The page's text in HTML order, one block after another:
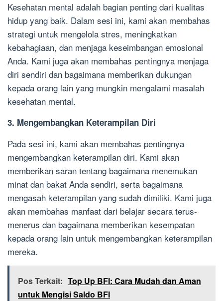
Kesehatan mental adalah bagian penting dari kualitas
hidup yang baik. Dalam sesi ini, kami akan membahas
strategi untuk mengelola stres, meningkatkan
kebahagiaan, dan menjaga keseimbangan emosional
Anda. Kami juga akan membahas pentingnya menjaga
diri sendiri dan bagaimana memberikan dukungan
kepada orang lain yang mungkin mengalami masalah
kesehatan mental.
3. Mengembangkan Keterampilan Diri
Pada sesi ini, kami akan membahas pentingnya
mengembangkan keterampilan diri. Kami akan
memberikan saran tentang bagaimana menemukan
minat dan bakat Anda sendiri, serta bagaimana
mengasah keterampilan yang sudah dimiliki. Kami juga
akan membahas manfaat dari belajar secara terus-
menerus dan bagaimana memberikan kesempatan
kepada orang lain untuk mengembangkan keterampilan
mereka.
Pos Terkait: Top Up BFI: Cara Mudah dan Aman
untuk Mengisi Saldo BFI